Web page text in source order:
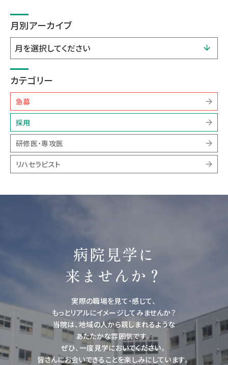
月別アーカイブ
カテゴリー
急募
採用
研修医・専攻医
リハセラピスト
病院見学に
来ませんか？
実際の職場を見て・感じて、
もっとリアルにイメージしてみませんか？
当院は、地域の人から親しまれるような
あたたかな雰囲気です。
ぜひ、一度見学においでください。
皆さんにお会いできることを楽しみにしています。